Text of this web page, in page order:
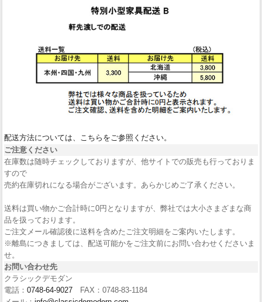
配送方法については、こちらをご参照ください。
ご注意ください
在庫数は随時チェックしておりますが、他サイトでの販売も行っておりま
すので
売約在庫切れになる場合がございます。あらかじめご了承ください。
送料は買い物かご合計時に0円となりますが、弊社では大小さまざまな商
品を扱っております。
ご注文メール確認後に送料を含めたご注文明細をご案内いたします。
※離島につきましては、配送可能かをご注文前にお問い合わせくださいま
せ。
お問い合わせ先
クラシックデモダン
電話： 0748-64-9027 FAX：0748-83-1184